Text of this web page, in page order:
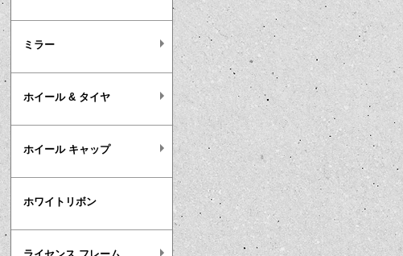
ミラー
ホイール & タイヤ
ホイール キャップ
ホワイトリボン